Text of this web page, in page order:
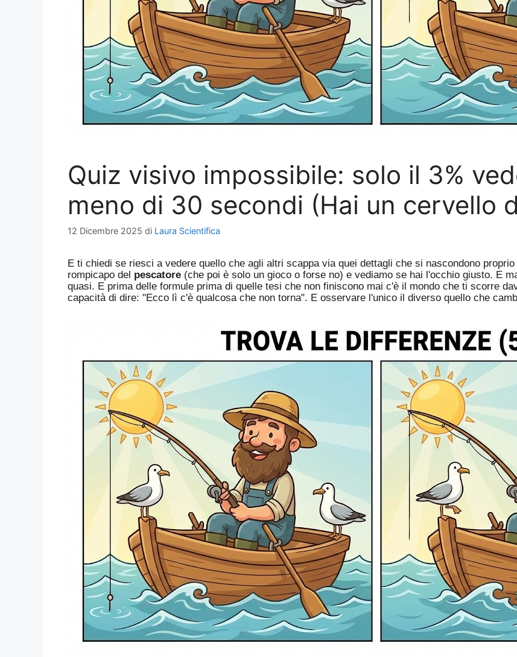
Quiz visivo impossibile: solo il 3%
meno di 30 secondi (Hai un cervello
12 Dicembre 2025 di Laura Scientifica
E ti chiedi se riesci a vedere quello che agli altri scappa via quei dettagli che si nascondono
rompicapo del pescatore (che poi è solo un gioco o forse no) e vediamo se hai l'occhio giusto. E
quasi. E prima delle formule prima di quelle tesi che non finiscono mai c'è il mondo che ti scorre
capacità di dire: "Ecco lì c'è qualcosa che non torna". E osservare l'unico il diverso quello che